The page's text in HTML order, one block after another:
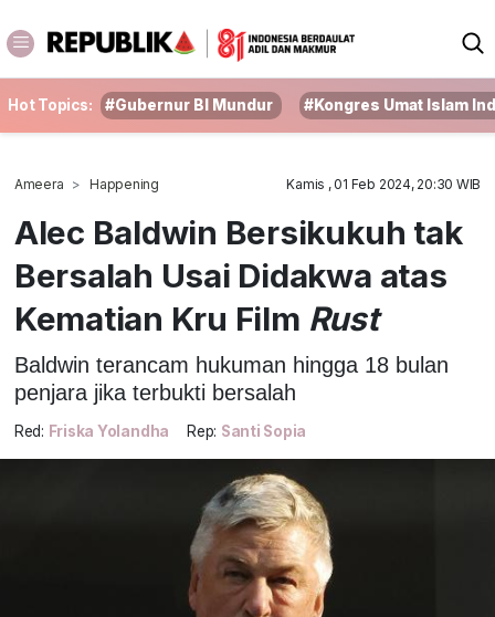
Hot Topics: #Gubernur BI Mundur #Kongres Umat Islam
Ameera Happening Kamis , 01 Feb 2024, 20:30 WIB
Alec Baldwin Bersikukuh tak
Bersalah Usai Didakwa atas
Kematian Kru Film Rust
Baldwin terancam hukuman hingga 18 bulan
penjara jika terbukti bersalah
Red: Friska Yolandha Rep: Santi Sopia